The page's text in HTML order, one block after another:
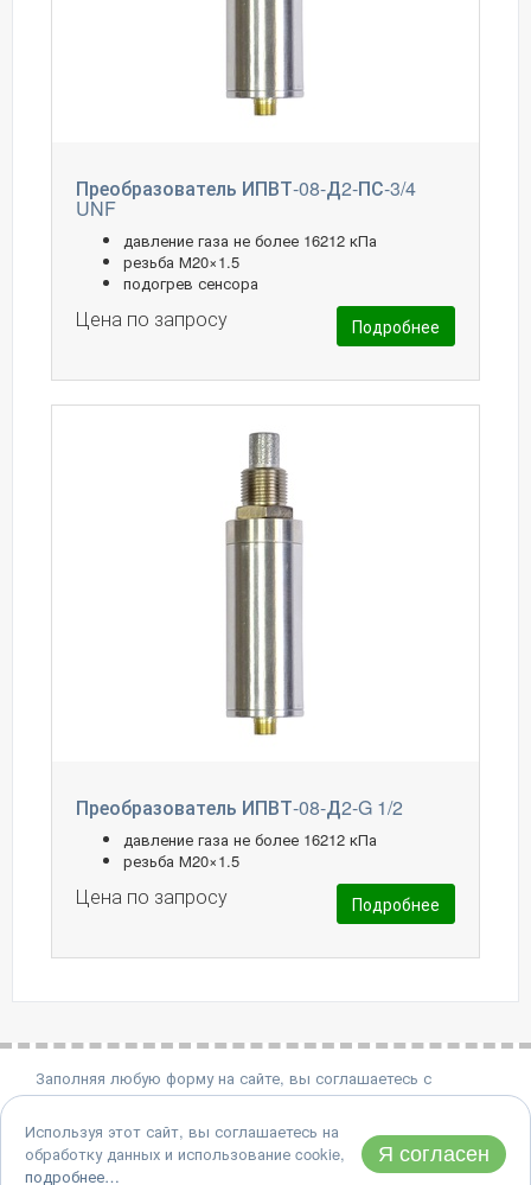
Преобразователь ИПВТ-08-Д2-ПС-3/4
UNF
давление газа не более 16212 кПа
резьба М20×1.5
подогрев сенсора
Цена по запросу Подробнее
Преобразователь ИПВТ-08-Д2-G 1/2
давление газа не более 16212 кПа
резьба М20×1.5
Цена по запросу Подробнее
Заполняя любую форму на сайте, вы соглашаетесь с
политикой конфиденциальности.
8 (495) 651-06-22
Адрес: 124460, Москва, Зеленоград, проезд 4922, дом 4, стр.
2
Используя этот сайт, вы соглашаетесь на
обработку данных и использование cookie,
подробнее…
Я согласен